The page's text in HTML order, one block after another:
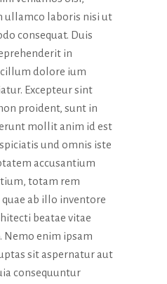
ullamco laboris nisi ut
consequat. Duis
in
dolore ium
Excepteur sint
proident, sunt in
mollit anim id est
und omnis iste
accusantium
totam rem
quae ab illo inventore
beatae vitae
Nemo enim ipsam
sit aspernatur aut
consequuntur